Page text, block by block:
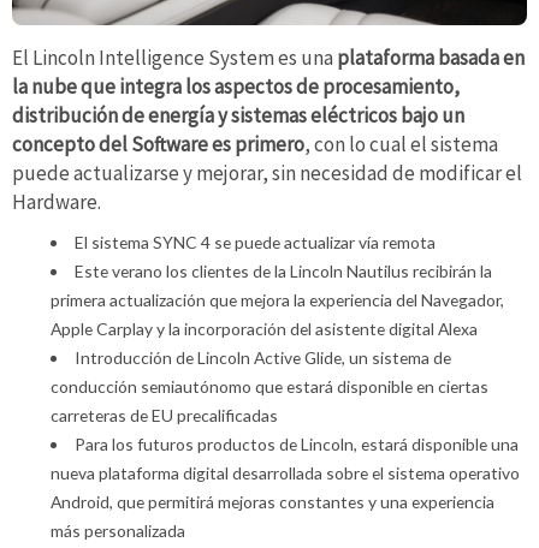
El Lincoln Intelligence System es una plataforma basada en
la nube que integra los aspectos de procesamiento,
distribución de energía y sistemas eléctricos bajo un
concepto del Software es primero, con lo cual el sistema
puede actualizarse y mejorar, sin necesidad de modificar el
Hardware.
El sistema SYNC 4 se puede actualizar vía remota
Este verano los clientes de la Lincoln Nautilus recibirán la
primera actualización que mejora la experiencia del Navegador,
Apple Carplay y la incorporación del asistente digital Alexa
Introducción de Lincoln Active Glide, un sistema de
conducción semiautónomo que estará disponible en ciertas
carreteras de EU precalificadas
Para los futuros productos de Lincoln, estará disponible una
nueva plataforma digital desarrollada sobre el sistema operativo
Android, que permitirá mejoras constantes y una experiencia
más personalizada